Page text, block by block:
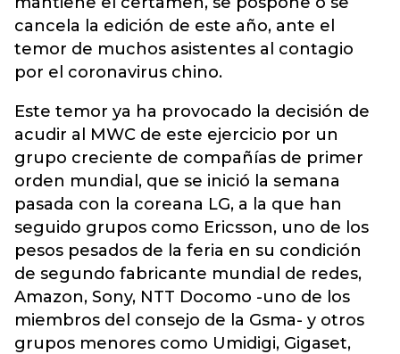
cancela la edición de este año, ante el
temor de muchos asistentes al contagio
por el coronavirus chino.
Este temor ya ha provocado la decisión de
acudir al MWC de este ejercicio por un
grupo creciente de compañías de primer
orden mundial, que se inició la semana
pasada con la coreana LG, a la que han
seguido grupos como Ericsson, uno de los
pesos pesados de la feria en su condición
de segundo fabricante mundial de redes,
Amazon, Sony, NTT Docomo -uno de los
miembros del consejo de la Gsma- y otros
grupos menores como Umidigi, Gigaset,